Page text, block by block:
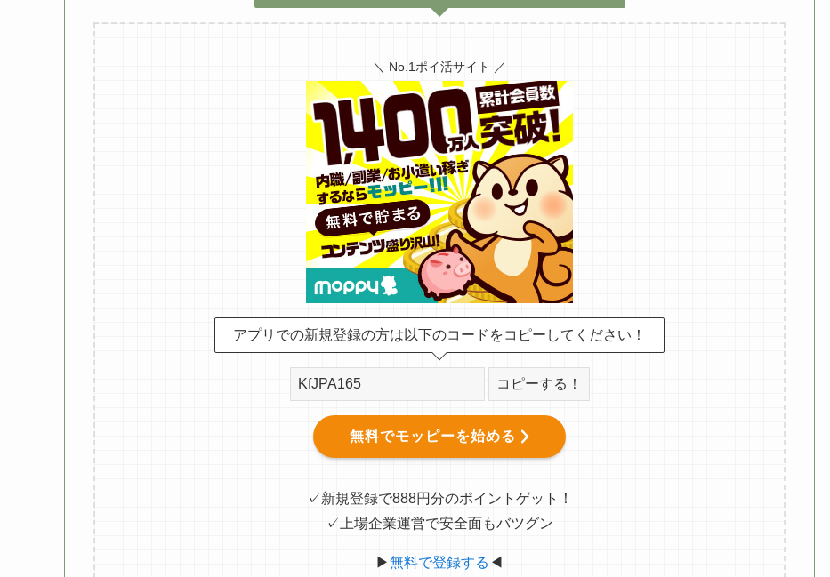
＼ No.1ポイ活サイト ／
アプリでの新規登録の方は以下のコードをコピーしてください！
コピーする！
無料でモッピーを始める
✓新規登録で888円分のポイントゲット！
✓上場企業運営で安全面もバツグン
▶無料で登録する ◀